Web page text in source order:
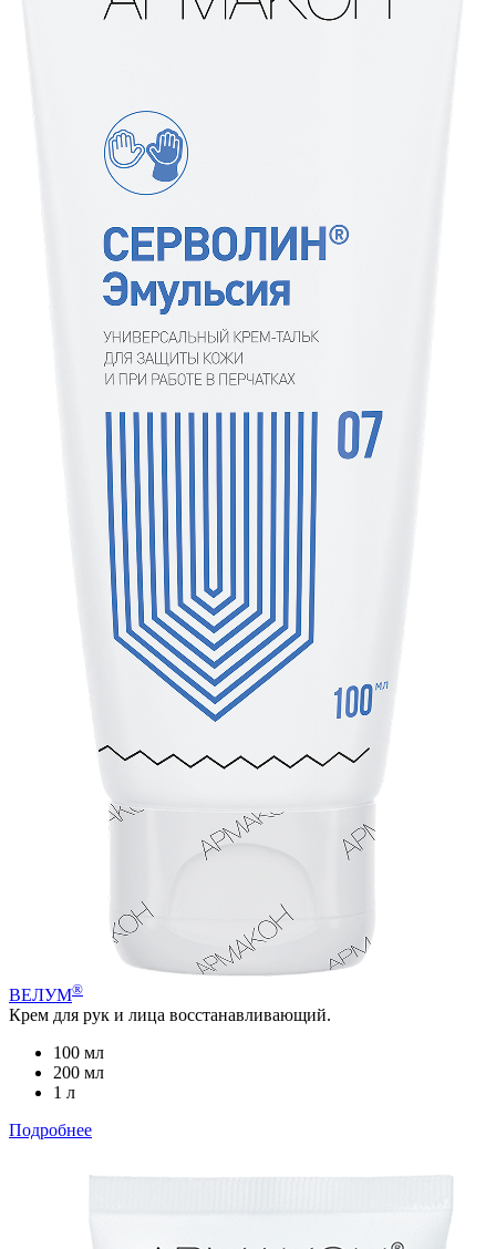
ВЕЛУМ®
Крем для рук и лица восстанавливающий.
100 мл
200 мл
1 л
Подробнее